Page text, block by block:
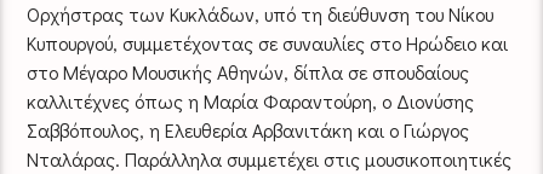
Ορχήστρας των Κυκλάδων, υπό τη διεύθυνση του Νίκου
Κυπουργού, συμμετέχοντας σε συναυλίες στο Ηρώδειο και
στο Μέγαρο Μουσικής Αθηνών, δίπλα σε σπουδαίους
καλλιτέχνες όπως η Μαρία Φαραντούρη, ο Διονύσης
Σαββόπουλος, η Ελευθερία Αρβανιτάκη και ο Γιώργος
Νταλάρας. Παράλληλα συμμετέχει στις μουσικοποιητικές